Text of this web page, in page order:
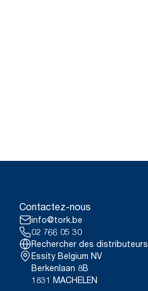
Contactez-nous
info@tork.be
02 766 05 30
Rechercher des distributeurs
Essity Belgium NV
Berkenlaan 8B
1831 MACHELEN